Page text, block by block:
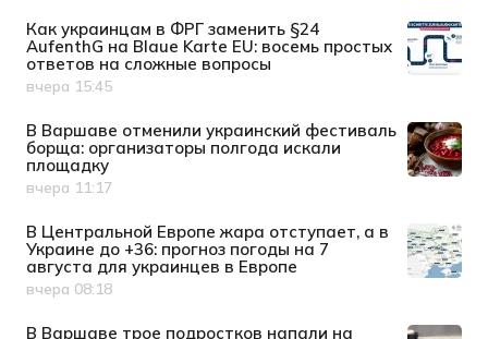
Как украинцам в ФРГ заменить §24
AufenthG на Blaue Karte EU: восемь простых
ответов на сложные вопросы
Дата публикации
вчера 15:45
В Варшаве отменили украинский фестиваль
борща: организаторы полгода искали
площадку
Дата публикации
вчера 11:17
В Центральной Европе жара отступает, а в
Украине до +36: прогноз погоды на 7
августа для украинцев в Европе
Дата публикации
вчера 08:18
В Варшаве трое подростков напали на